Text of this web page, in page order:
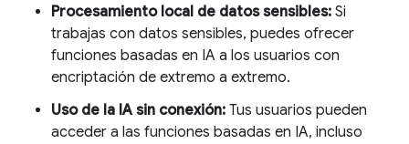
Procesamiento local de datos sensibles: Si
trabajas con datos sensibles, puedes ofrecer
funciones basadas en IA a los usuarios con
encriptación de extremo a extremo.
Uso de la IA sin conexión: Tus usuarios pueden
acceder a las funciones basadas en IA, incluso